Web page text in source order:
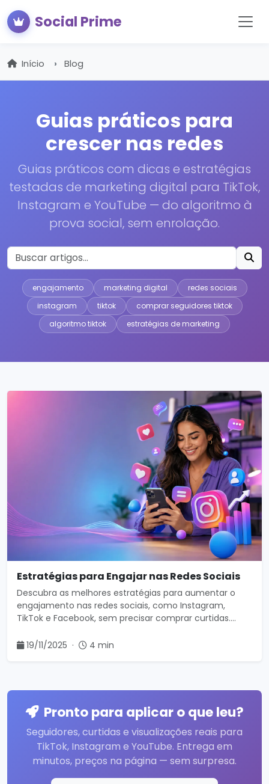
Social Prime
Início Blog
Guias práticos para
crescer nas redes
Guias práticos com dicas e estratégias
testadas de marketing digital para TikTok,
Instagram e YouTube — do algoritmo à
prova social, sem enrolação.
engajamento marketing digital
redes sociais
instagram
tiktok
comprar seguidores tiktok
algoritmo tiktok
estratégias de marketing
Estratégias para Engajar nas Redes Sociais
Descubra as melhores estratégias para aumentar o
engajamento nas redes sociais, como Instagram,
TikTok e Facebook, sem precisar comprar curtidas.
orgânica.
19/11/2025 · 4 min
Pronto para aplicar o que leu?
Seguidores, curtidas e visualizações reais para
TikTok, Instagram e YouTube. Entrega em
minutos, preços na página — sem surpresa.